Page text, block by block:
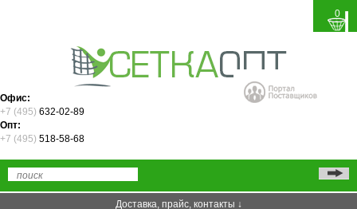
0
Офис:
+7 (495) 632-02-89
Опт:
+7 (495) 518-58-68
Доставка, прайс, контакты ↓